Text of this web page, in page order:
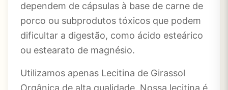
dependem de cápsulas à base de carne de
porco ou subprodutos tóxicos que podem
dificultar a digestão, como ácido esteárico
ou estearato de magnésio.
Utilizamos apenas Lecitina de Girassol
Orgânica de alta qualidade. Nossa lecitina é